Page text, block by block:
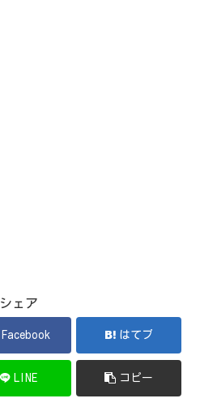
シェア
Facebook はてブ
LINE コピー